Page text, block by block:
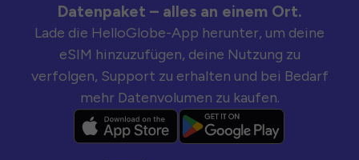
Datenpaket – alles an einem Ort.
Lade die HelloGlobe-App herunter, um deine
eSIM hinzuzufügen, deine Nutzung zu
verfolgen, Support zu erhalten und bei Bedarf
mehr Datenvolumen zu kaufen.